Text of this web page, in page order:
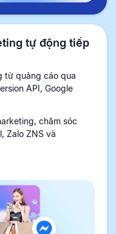
tự động tiếp
từ quảng cáo qua
API, Google
chăm sóc
Zalo ZNS và